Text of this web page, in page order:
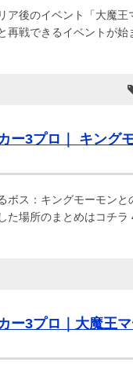
ア後のイベント「大魔
再戦できるイベントが
ー3プロ｜ キング
ボス：キングモーモン
た場所のまとめはコチ
ー3プロ｜大魔王